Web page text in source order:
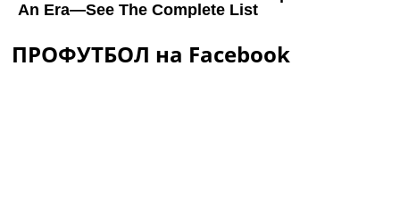
ПРОФУТБОЛ на Facebook